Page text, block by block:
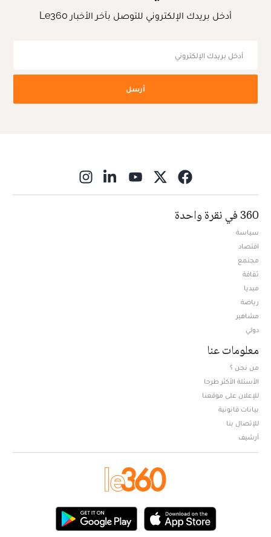
أدخل بريدك الإلكتروني للتوصل بآخر الأخبار Le360
أرسل
360 في نقرة واحدة
سياسة
اقتصاد
مجتمع
ثقافة
ميديا
رياضة
مشاهير
دولي
معلومات عنا
من نحن ؟
الأسئلة الأكثر طرحا
للإعلان على موقعنا
بيانات قانونية
للإتصال بنا
أرشيف